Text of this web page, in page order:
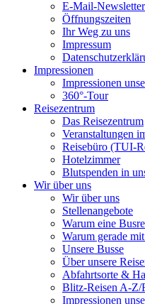
E-Mail-Newsletter
Öffnungszeiten
Ihr Weg zu uns
Impressum
Impressionen
Impressionen
360°-Tour
Reisezentrum
Das Reisezentrum
Veranstaltungen
Reisebüro (TUI-
Hotelzimmer
Blutspenden in
Wir über uns
Wir über uns
Stellenangebote
Warum eine
Warum gerade
Unsere Busse
Über unsere
Abfahrtsorte &
Blitz-Reisen A-Z/
Impressionen